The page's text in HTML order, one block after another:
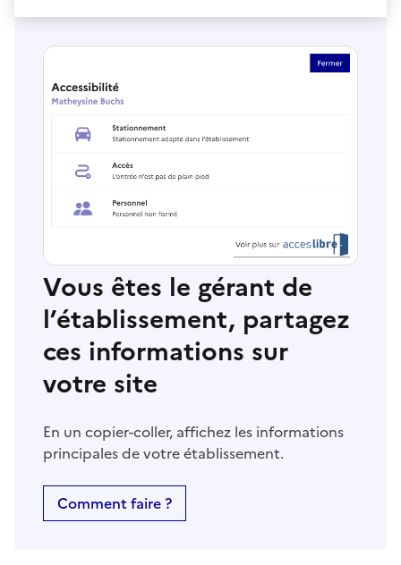
Vous êtes le gérant de
l’établissement, partagez
ces informations sur
votre site
En un copier-coller, affichez les informations
principales de votre établissement.
Comment faire ?